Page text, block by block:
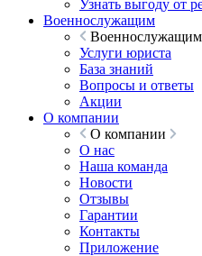
Узнать выгоду от
Военнослужащим
Военнослужащим
Услуги юриста
База знаний
Вопросы и ответы
Акции
О компании
О компании
О нас
Наша команда
Новости
Отзывы
Гарантии
Контакты
Приложение